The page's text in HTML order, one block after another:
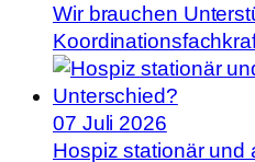
Wir brauchen
07 Juli 2026
Hospiz stationär und